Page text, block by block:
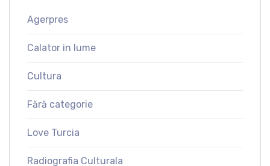
Agerpres
Calator in lume
Cultura
Fără categorie
Love Turcia
Radiografia Culturala